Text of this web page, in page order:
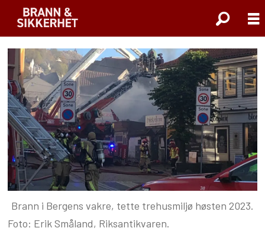
Brann i Bergens vakre, tette trehusmiljø høsten 2023.
Foto: Erik Småland, Riksantikvaren.